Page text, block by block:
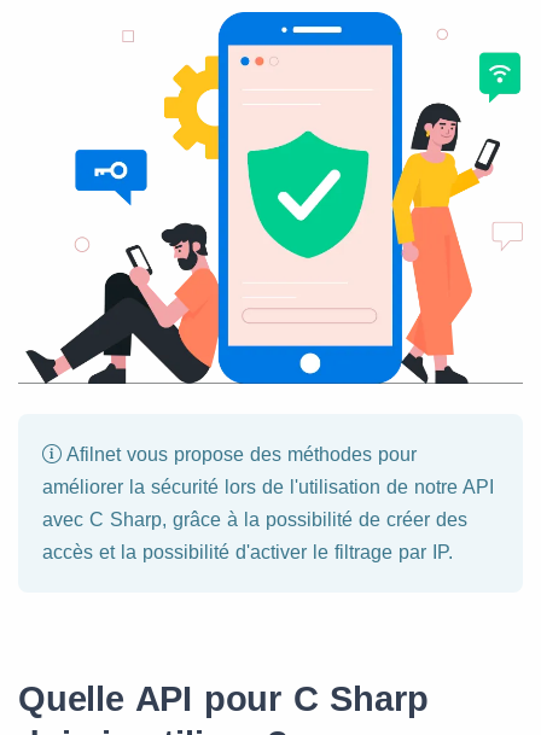
Afilnet vous propose des méthodes pour
améliorer la sécurité lors de l'utilisation de notre API
avec C Sharp, grâce à la possibilité de créer des
accès et la possibilité d'activer le filtrage par IP.
Quelle API pour C Sharp